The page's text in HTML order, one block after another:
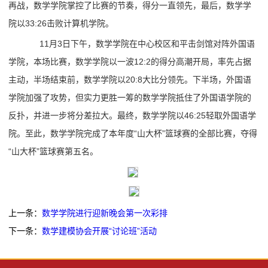
再战，数学学院掌控了比赛的节奏，得分一直领先，最后，数学学
院以33:26击败计算机学院。
11月3日下午，数学学院在中心校区和平击剑馆对阵外国语
学院，本场比赛，数学学院以一波12:2的得分高潮开局，率先占据
主动，半场结束前，数学学院以20:8大比分领先。下半场，外国语
学院加强了攻势，但实力更胜一筹的数学学院抵住了外国语学院的
反扑，并进一步将分差拉大。最终，数学学院以46:25轻取外国语学
院。至此，数学学院完成了本年度“山大杯”篮球赛的全部比赛，夺得
“山大杯”篮球赛第五名。
上一条：数学学院进行迎新晚会第一次彩排
下一条：数学建模协会开展“讨论班”活动